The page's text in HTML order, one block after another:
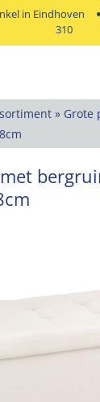
in Eindhoven
310
» Grote